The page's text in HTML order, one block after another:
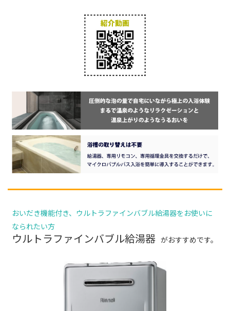
おいだき機能付き、ウルトラファインバブル給湯器をお使いに
なられたい方
ウルトラファインバブル給湯器 がおすすめです。